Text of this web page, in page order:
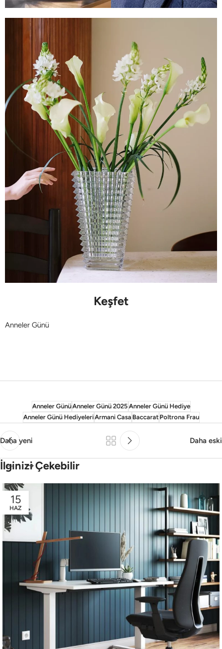
Keşfet
Anneler Günü
Anneler GünüAnneler Günü 2025 Anneler Günü Hediye
Anneler Günü HediyeleriArmani CasaBaccaratPoltrona Frau
Daha yeni Daha eski
İlginizi Çekebilir
15
HAZ